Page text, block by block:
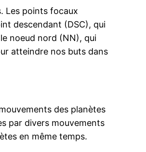
Les points focaux
descendant (DSC), qui
noeud nord (NN), qui
atteindre nos buts dans
des planètes
par divers mouvements
en même temps.